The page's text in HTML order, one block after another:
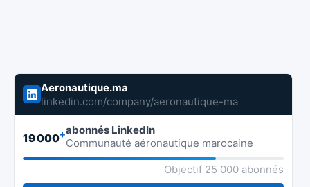
Aeronautique.ma
linkedin.com/company/aeronautique-ma
19 000+abonnés LinkedIn
Communauté aéronautique marocaine
Objectif 25 000 abonnés